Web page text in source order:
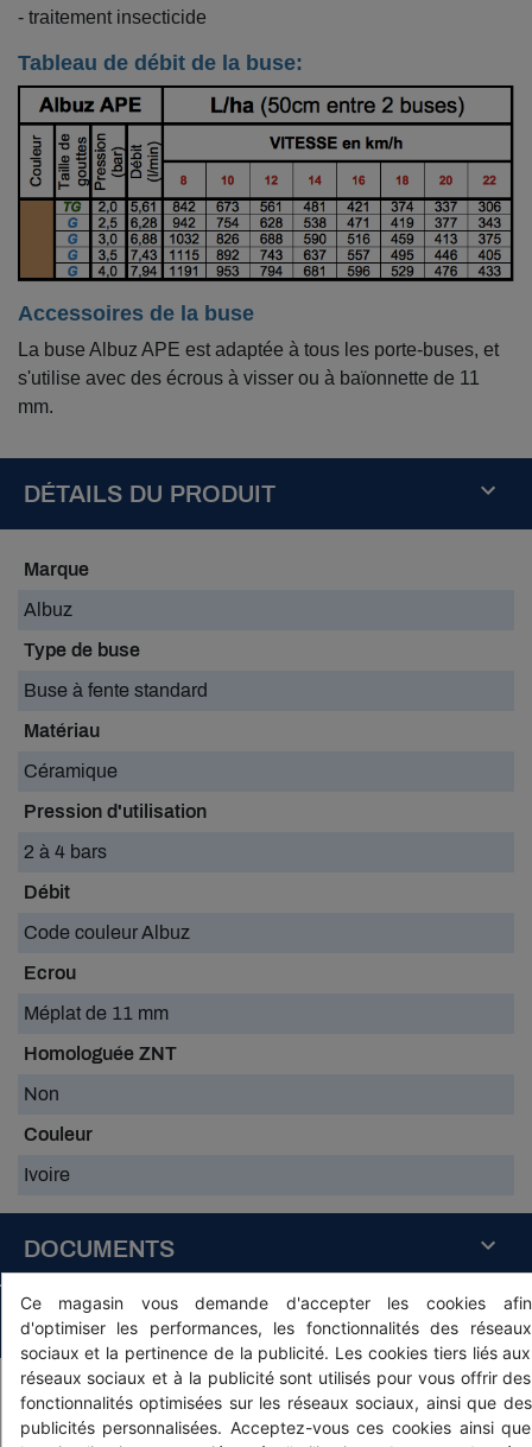
- traitement insecticide
Tableau de débit de la buse:
Accessoires de la buse
La buse Albuz APE est adaptée à tous les porte-buses, et
s'utilise avec des écrous à visser ou à baïonnette de 11
mm.
DÉTAILS DU PRODUIT
Marque
Albuz
Type de buse
Buse à fente standard
Matériau
Céramique
Pression d'utilisation
2 à 4 bars
Débit
Code couleur Albuz
Ecrou
Méplat de 11 mm
Homologuée ZNT
Non
Couleur
Ivoire
DOCUMENTS
buse-
albuz-
ape-
doc.pdf
Télécharger
(166.15k)
PRODUITS ASSOCIÉS
Ce magasin vous demande d'accepter les cookies afin
d'optimiser les performances, les fonctionnalités des réseaux
sociaux et la pertinence de la publicité. Les cookies tiers liés aux
réseaux sociaux et à la publicité sont utilisés pour vous offrir des
fonctionnalités optimisées sur les réseaux sociaux, ainsi que des
publicités personnalisées. Acceptez-vous ces cookies ainsi que